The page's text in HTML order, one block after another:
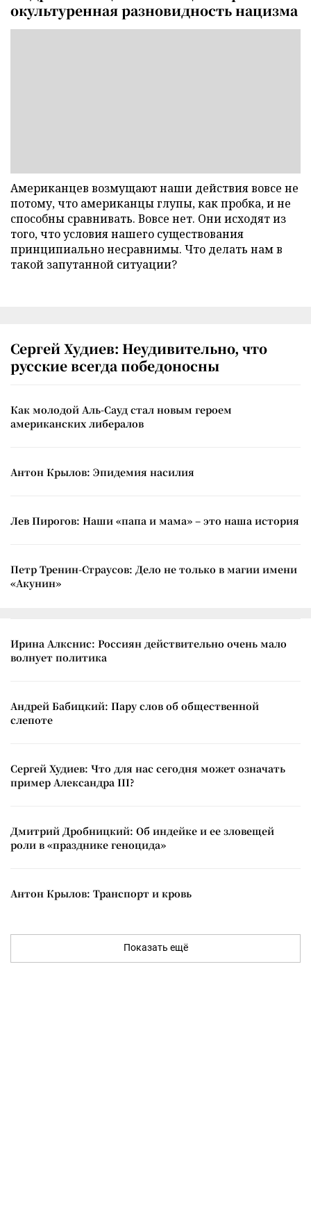
окультуренная разновидность нацизма
Американцев возмущают наши действия вовсе не
потому, что американцы глупы, как пробка, и не
способны сравнивать. Вовсе нет. Они исходят из
того, что условия нашего существования
принципиально несравнимы. Что делать нам в
такой запутанной ситуации?
Сергей Худиев: Неудивительно, что
русские всегда победоносны
Как молодой Аль-Сауд стал новым героем
американских либералов
Антон Крылов: Эпидемия насилия
Лев Пирогов: Наши «папа и мама» – это наша история
Петр Тренин-Страусов: Дело не только в магии имени
«Акунин»
Ирина Алкснис: Россиян действительно очень мало
волнует политика
Андрей Бабицкий: Пару слов об общественной
слепоте
Сергей Худиев: Что для нас сегодня может означать
пример Александра III?
Дмитрий Дробницкий: Об индейке и ее зловещей
роли в «празднике геноцида»
Антон Крылов: Транспорт и кровь
Показать ещё